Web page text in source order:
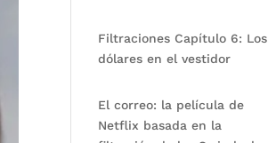
Filtraciones Capítulo 6: Los
dólares en el vestidor
El correo: la película de
Netflix basada en la